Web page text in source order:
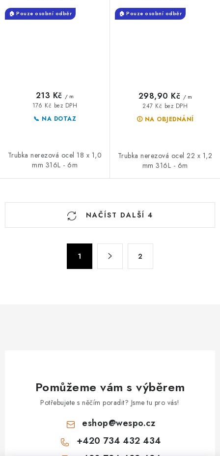
🏠 Pouze osobní odběr
📞 NA DOTAZ
176 Kč bez DPH
213 Kč / m
Trubka nerezová ocel 18 x 1,0
mm 316L - 6m
🏠 Pouze osobní odběr
🛈 NA OBJEDNÁNÍ
247 Kč bez DPH
298,90 Kč / m
Trubka nerezová ocel 22 x 1,2
mm 316L - 6m
O
NAČÍST DALŠÍ 4
1 2
Pomůžeme vám s výběrem
Potřebujete s něčím poradit? Jsme tu pro vás!
eshop@wespo.cz
+420 734 432 434